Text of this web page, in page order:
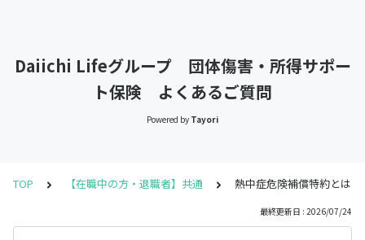
Daiichi Lifeグループ 団体傷害・所得サポー
ト保険 よくあるご質問
Powered by Tayori
TOP 【在職中の方・退職者】共通 熱中症危険補償特約とは？
最終更新日 : 2026/07/24